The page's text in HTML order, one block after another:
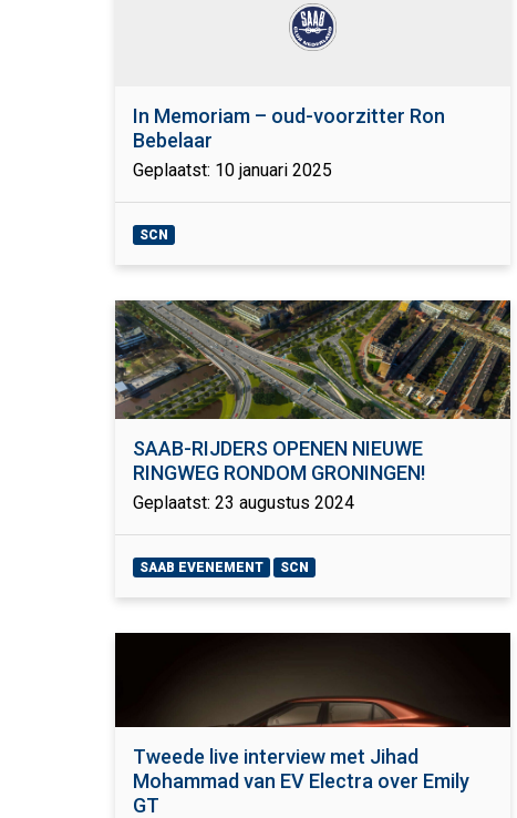
In Memoriam – oud-voorzitter Ron
Bebelaar
Geplaatst: 10 januari 2025
SCN
SAAB-RIJDERS OPENEN NIEUWE
RINGWEG RONDOM GRONINGEN!
Geplaatst: 23 augustus 2024
SAAB EVENEMENT SCN
Tweede live interview met Jihad
Mohammad van EV Electra over Emily
GT